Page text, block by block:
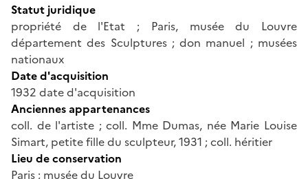
Statut juridique
propriété de l'Etat ; Paris, musée du Louvre
département des Sculptures ; don manuel ; musées
nationaux
Date d'acquisition
1932 date d'acquisition
Anciennes appartenances
coll. de l'artiste ; coll. Mme Dumas, née Marie Louise
Simart, petite fille du sculpteur, 1931 ; coll. héritier
Lieu de conservation
Paris ; musée du Louvre